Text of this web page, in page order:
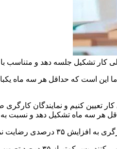
تشکیل جلسه دهد و متناسب با
این است که حداقل هر سه ماه
تعیین کنیم و نمایندگان
هر سه ماه تشکیل دهد و نسبت
از آن بودند اعلام کردند.